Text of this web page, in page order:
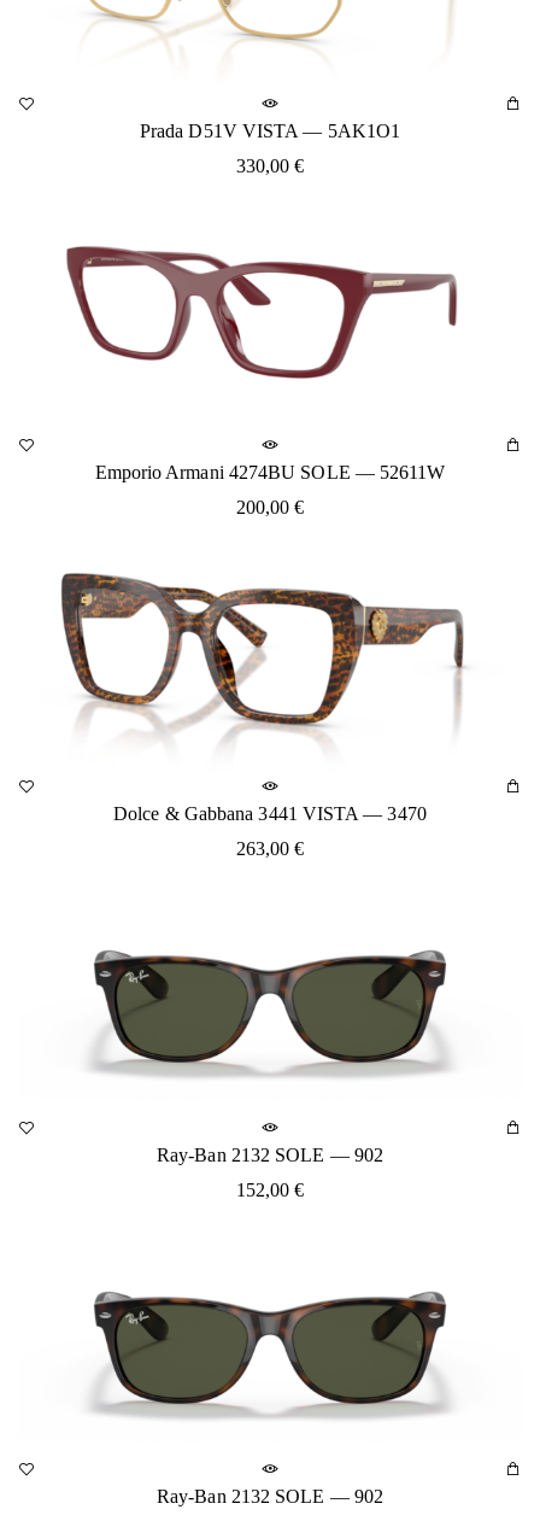
Prada D51V VISTA — 5AK1O1
330,00€
Emporio Armani 4274BU SOLE — 52611W
200,00€
Dolce & Gabbana 3441 VISTA — 3470
263,00€
Ray-Ban 2132 SOLE — 902
152,00€
Ray-Ban 2132 SOLE — 902